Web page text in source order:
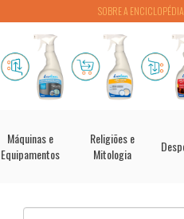
SOBRE A ENCICLOPÉDIA
Máquinas e
Equipamentos
Religiões e
Mitologia